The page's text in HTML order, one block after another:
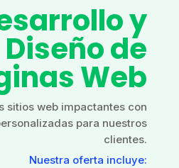
y
Diseño de
Web
sitios web impactantes con
para nuestros
clientes.
Nuestra oferta incluye: